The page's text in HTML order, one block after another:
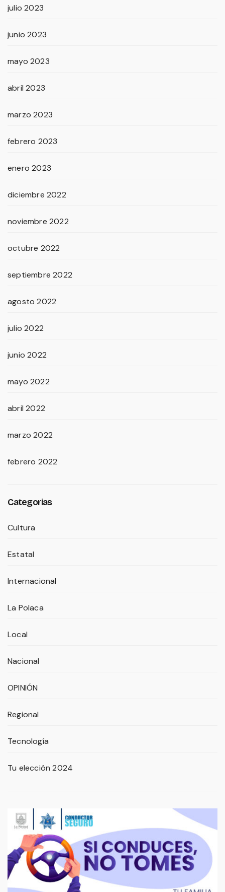
julio 2023
junio 2023
mayo 2023
abril 2023
marzo 2023
febrero 2023
enero 2023
diciembre 2022
noviembre 2022
octubre 2022
septiembre 2022
agosto 2022
julio 2022
junio 2022
mayo 2022
abril 2022
marzo 2022
febrero 2022
Categorias
Cultura
Estatal
Internacional
La Polaca
Local
Nacional
OPINIÓN
Regional
Tecnología
Tu elección 2024